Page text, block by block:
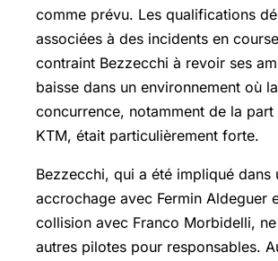
comme prévu. Les qualifications
associées à des incidents en
contraint Bezzecchi à revoir ses
baisse dans un environnement où la
concurrence, notamment de la
KTM, était particulièrement forte.
Bezzecchi, qui a été impliqué dans
accrochage avec Fermin Aldeguer
collision avec Franco Morbidelli,
autres pilotes pour responsables.